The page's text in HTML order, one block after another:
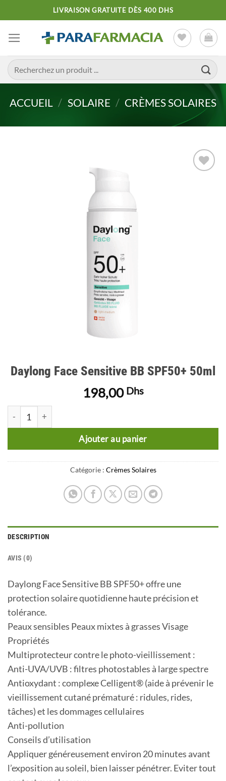
au
contenu
LIVRAISON GRATUITE DÈS 400 DHS
Recherche
pour :
ACCUEIL / SOLAIRE / CRÈMES SOLAIRES
Daylong Face Sensitive BB SPF50+ 50ml
198,00 Dhs
quantité de Daylong Face Sensitive BB SPF50+ 50ml
Ajouter au panier
Catégorie : Crèmes Solaires
DESCRIPTION
AVIS (0)
Daylong Face Sensitive BB SPF50+ offre une
protection solaire quotidienne haute précision et
tolérance.
Peaux sensibles Peaux mixtes à grasses Visage
Propriétés
Multiprotecteur contre le photo-vieillissement :
Anti-UVA/UVB : filtres photostables à large spectre
Antioxydant : complexe Celligent® (aide à prévenir le
vieillissement cutané prématuré : ridules, rides,
tâches) et les dommages cellulaires
Anti-pollution
Conseils d’utilisation
Appliquer généreusement environ 20 minutes avant
l’exposition au soleil, bien laisser pénétrer. Eviter tout